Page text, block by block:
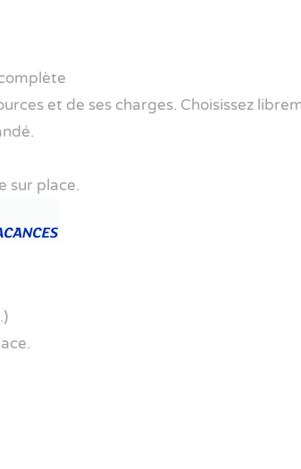
et de ses charges. Choisissez
sur place.